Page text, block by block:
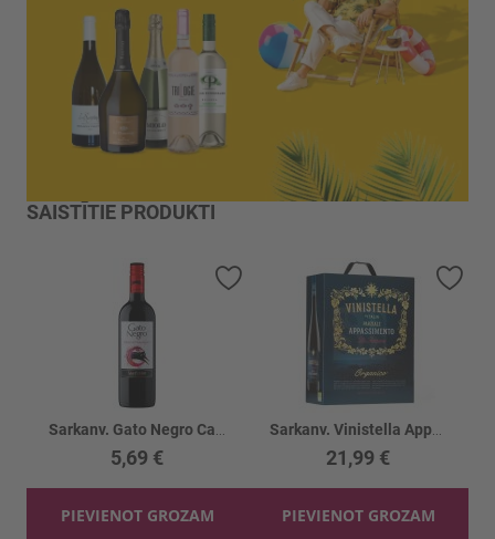
SAISTĪTIE PRODUKTI
5,69 €
PIEVIENOT GROZAM
Pievienot vēlmju sarakstam
21,99 €
PIEVIENOT GROZAM